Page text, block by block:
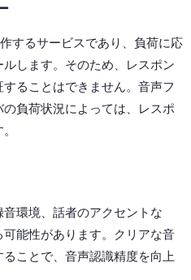
するサービスであり、負荷に応
します。そのため、レスポン
ることはできません。音声フ
負荷状況によっては、レスポ
環境、話者のアクセントな
能性があります。クリアな音
ことで、音声認識精度を向上